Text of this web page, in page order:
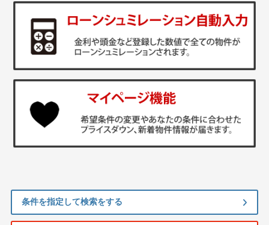
条件を指定して検索をする